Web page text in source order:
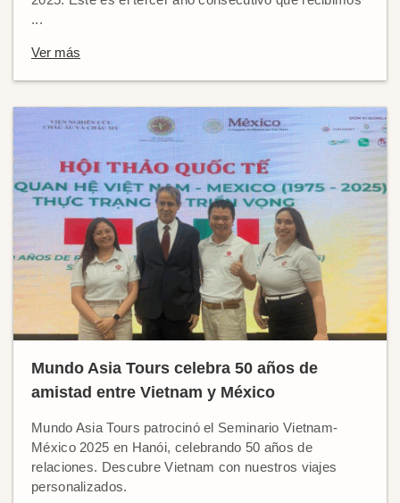
...
Ver más
Mundo Asia Tours celebra 50 años de
amistad entre Vietnam y México
Mundo Asia Tours patrocinó el Seminario Vietnam-
México 2025 en Hanói, celebrando 50 años de
relaciones. Descubre Vietnam con nuestros viajes
personalizados.